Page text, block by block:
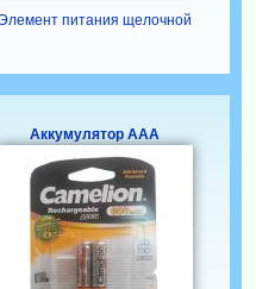
питания щелочной
Аккумулятор ААА